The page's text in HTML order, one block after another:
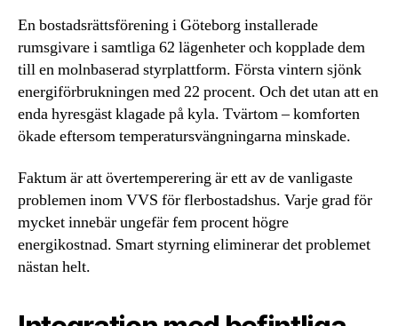
En bostadsrättsförening i Göteborg installerade
rumsgivare i samtliga 62 lägenheter och kopplade dem
till en molnbaserad styrplattform. Första vintern sjönk
energiförbrukningen med 22 procent. Och det utan att en
enda hyresgäst klagade på kyla. Tvärtom – komforten
ökade eftersom temperatursvängningarna minskade.
Faktum är att övertemperering är ett av de vanligaste
problemen inom VVS för flerbostadshus. Varje grad för
mycket innebär ungefär fem procent högre
energikostnad. Smart styrning eliminerar det problemet
nästan helt.